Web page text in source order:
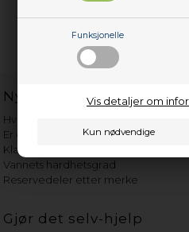
Funksjonelle
Vis detaljer om
Nyttige lenker
Hvor gammelt er apparatet mitt?
Er det verdt å reparere?
Klage på bassengrobot
Vannets hardhetsgrad
Reservedeler etter merke
Gjør det selv-hjelp